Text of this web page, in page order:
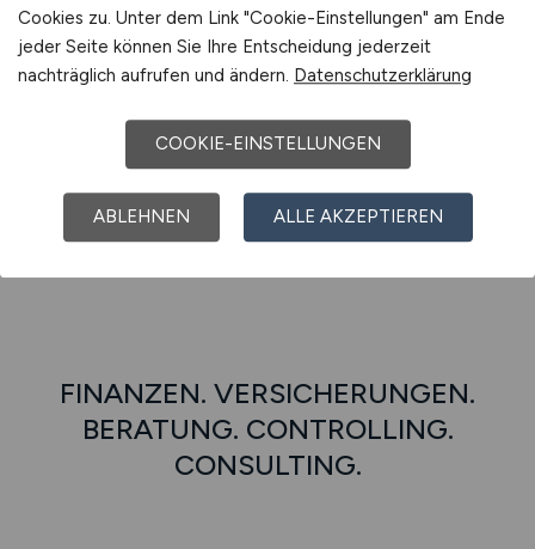
Mobilität (E-Mobility) und der
Energiewirtschaft
FINANZEN. VERSICHERUNGEN.
BERATUNG. CONTROLLING.
CONSULTING.
Cookies zu. Unter dem Link "Cookie-Einstellungen" am Ende
jeder Seite können Sie Ihre Entscheidung jederzeit
nachträglich aufrufen und ändern. Datenschutzerklärung
COOKIE-EINSTELLUNGEN
ABLEHNEN ALLE AKZEPTIEREN